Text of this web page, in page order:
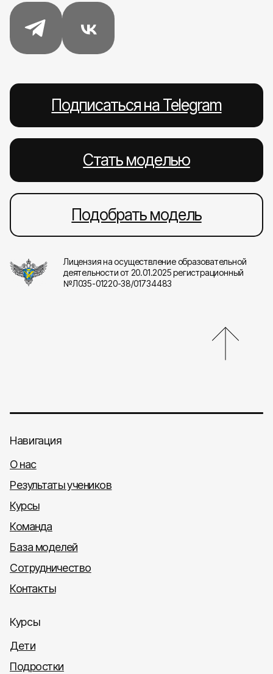
Подписаться на Telegram
Стать моделью
Подобрать модель
Лицензия на осуществление образовательной
деятельности от 20.01.2025 регистрационный
№Л035-01220-38/01734483
Навигация
О нас
Результаты учеников
Курсы
Команда
База моделей
Сотрудничество
Контакты
Курсы
Дети
Подростки